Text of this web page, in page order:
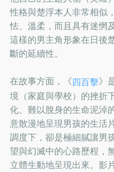
性格與楚浮本人非常相似
怯、溫柔，而且具有迷惘
這樣的男主角形象在日後
斷的延續性。
在故事方面，《四百擊》
境（家庭與學校）的挫折
化、難以脫身的生命泥淖
意散漫地呈現男孩的生活
調度下，卻是極細膩讓男
望與幻滅中的心路歷程，
立體生動地呈現出來。影